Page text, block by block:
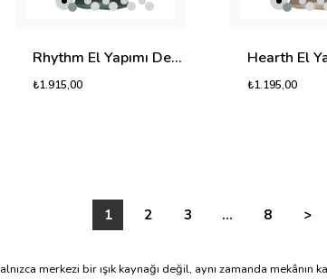
Rhythm El Yapımı Dekoratif Tasarım Jüt Avize M (Yeşil, 800gr.)
₺1.915,00 ₺1.195,00
1 2 3 ... 8 >
merkezi bir ışık kaynağı değil, aynı zamanda